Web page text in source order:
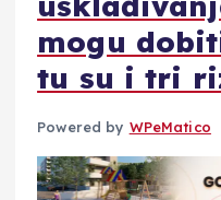
mogu
tu su i tri
Powered by WPeMatico